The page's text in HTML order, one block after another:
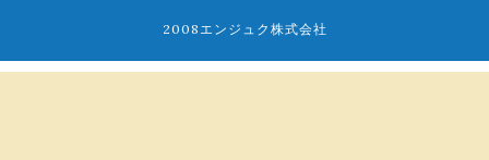
2008エンジュク株式会社